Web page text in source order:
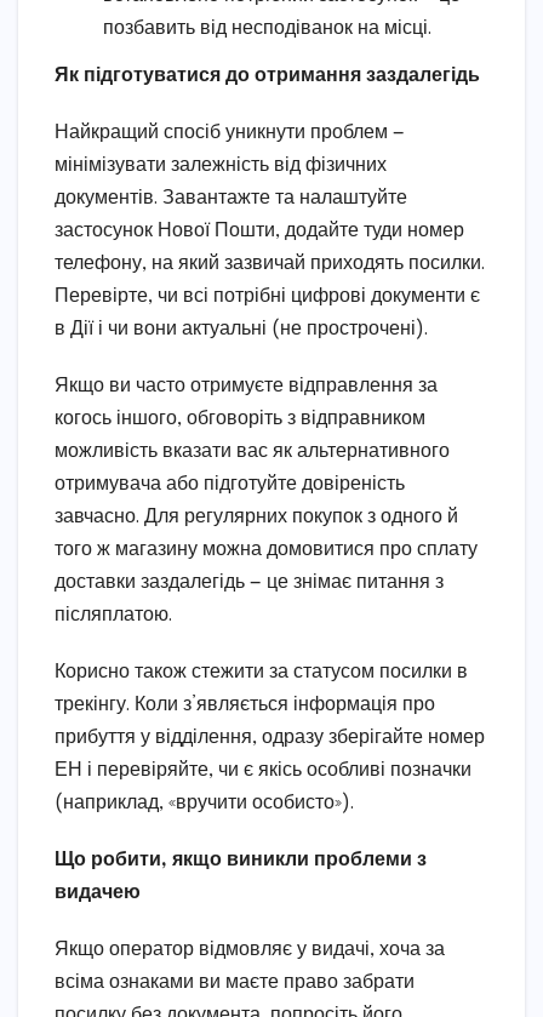
позбавить від несподіванок на місці.
Як підготуватися до отримання заздалегідь
Найкращий спосіб уникнути проблем —
мінімізувати залежність від фізичних
документів. Завантажте та налаштуйте
застосунок Нової Пошти, додайте туди номер
телефону, на який зазвичай приходять посилки.
Перевірте, чи всі потрібні цифрові документи є
в Дії і чи вони актуальні (не прострочені).
Якщо ви часто отримуєте відправлення за
когось іншого, обговоріть з відправником
можливість вказати вас як альтернативного
отримувача або підготуйте довіреність
завчасно. Для регулярних покупок з одного й
того ж магазину можна домовитися про сплату
доставки заздалегідь — це знімає питання з
післяплатою.
Корисно також стежити за статусом посилки в
трекінгу. Коли з’являється інформація про
прибуття у відділення, одразу зберігайте номер
ЕН і перевіряйте, чи є якісь особливі позначки
(наприклад, «вручити особисто»).
Що робити, якщо виникли проблеми з
видачею
Якщо оператор відмовляє у видачі, хоча за
всіма ознаками ви маєте право забрати